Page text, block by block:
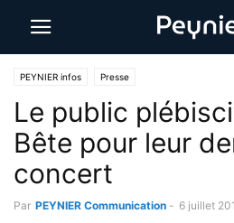
PEYNIER infos Presse
Le public
Bête pour leur
concert
Par PEYNIER Communication - 6 juillet